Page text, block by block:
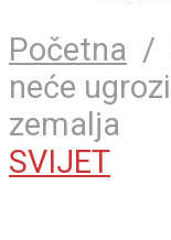
Početna /
neće
zemalja
SVIJET